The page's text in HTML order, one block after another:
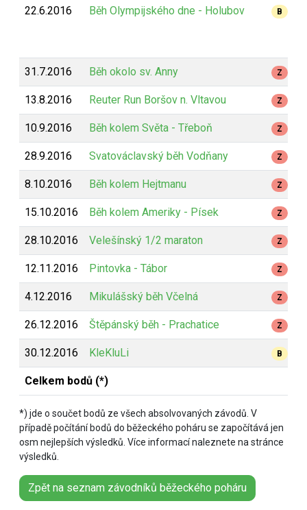
22.6.2016 Běh Olympijského dne - Holubov B
31.7.2016 Běh okolo sv. Anny Z
13.8.2016 Reuter Run Boršov n. Vltavou Z
10.9.2016 Běh kolem Světa - Třeboň Z
28.9.2016 Svatováclavský běh Vodňany Z
8.10.2016 Běh kolem Hejtmanu Z
15.10.2016 Běh kolem Ameriky - Písek Z
28.10.2016 Velešínský 1/2 maraton Z
12.11.2016 Pintovka - Tábor Z
4.12.2016 Mikulášský běh Včelná Z
26.12.2016 Štěpánský běh - Prachatice Z
30.12.2016 KleKluLi B
Celkem bodů (*)
*) jde o součet bodů ze všech absolvovaných závodů. V
případě počítání bodů do běžeckého poháru se započítává jen
osm nejlepších výsledků. Více informací naleznete na stránce
výsledků.
Zpět na seznam závodníků běžeckého poháru